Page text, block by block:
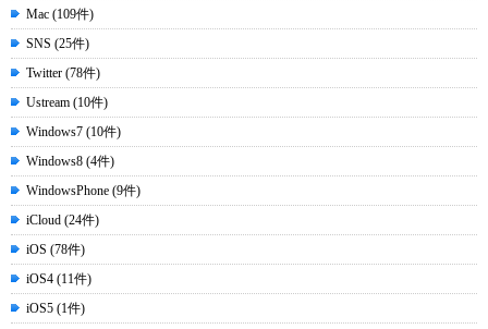
Mac (109件)
SNS (25件)
Twitter (78件)
Ustream (10件)
Windows7 (10件)
Windows8 (4件)
WindowsPhone (9件)
iCloud (24件)
iOS (78件)
iOS4 (11件)
iOS5 (1件)